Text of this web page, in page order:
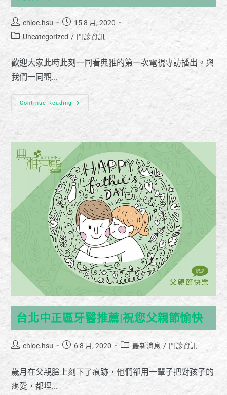
chloe.hsu
15 8 月, 2020
Uncategorized / 門診資訊
歡迎大家此時此刻一同看典雅的第一次電視專訪播出。與
我們一同觀...
Continue Reading
台北中正區牙醫推薦|祝您父親節愉快
chloe.hsu 6 8 月, 2020 最新消息 / 門診資訊
歲月在父親臉上刻下了痕跡，他們卻用一輩子把對孩子的
疼愛，都埋...